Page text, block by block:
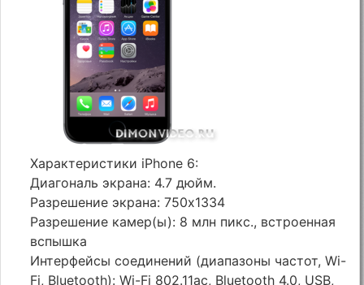
Характеристики iPhone 6:
Диагональ экрана: 4.7 дюйм.
Разрешение экрана: 750x1334
Разрешение камер(ы): 8 млн пикс., встроенная
вспышка
Интерфейсы соединений (диапазоны частот, Wi-
Fi, Bluetooth): Wi-Fi 802.11ac, Bluetooth 4.0, USB,